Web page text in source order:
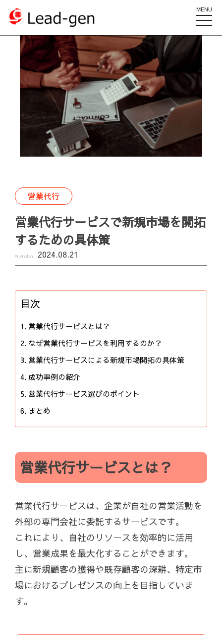
MENU
toggle
営業代行
営業代行サービスで新規市場を開拓
するための具体策
Posted on 2024.08.21
目次
営業代行サービスとは？
なぜ営業代行サービスを利用するのか？
営業代行サービスによる新規市場開拓の具体策
成功事例の紹介
営業代行サービス選びのポイント
まとめ
営業代行サービスとは？
営業代行サービスは、企業が自社の営業活動を
外部の専門会社に委託するサービスです。
これにより、自社のリソースを効率的に活用
し、営業成果を最大化することができます。
主に新規顧客の獲得や既存顧客の深耕、特定市
場におけるプレゼンスの向上を目指していま
す。